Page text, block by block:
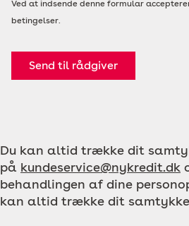
Ved at indsende denne formular
betingelser.
Send til rådgiver
Du kan altid trække dit
på kundeservice@nykredit.dk
behandlingen af dine
kan altid trække dit samtykke